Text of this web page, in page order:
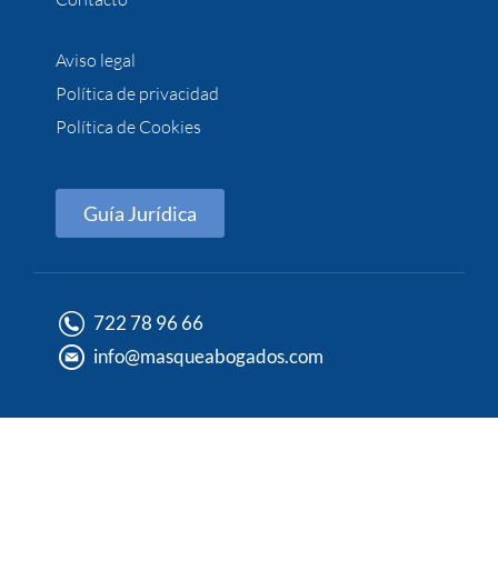
Aviso legal
Política de privacidad
Política de Cookies
Guía Jurídica
722 78 96 66
info@masqueabogados.com